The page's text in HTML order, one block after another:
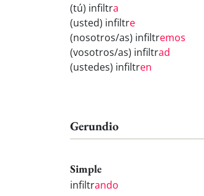
(tú) infiltra
(usted) infiltre
(nosotros/as) infiltremos
(vosotros/as) infiltrad
(ustedes) infiltren
Gerundio
Simple
infiltrando